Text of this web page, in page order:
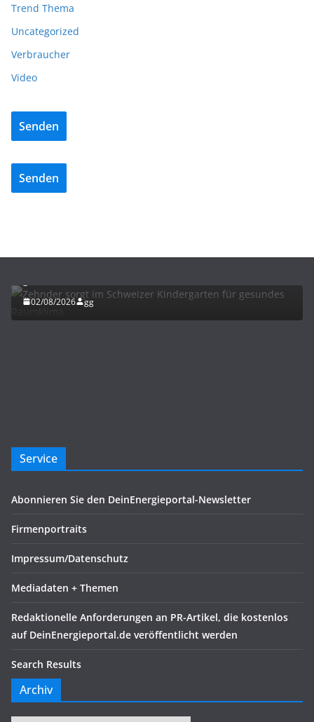
Trend Thema
Uncategorized
Verbraucher
Video
Senden
Senden
02/08/2026 gg
Service
Abonnieren Sie den DeinEnergieportal-Newsletter
Firmenportraits
Impressum/Datenschutz
Mediadaten + Themen
Redaktionelle Anforderungen an PR-Artikel, die kostenlos
auf DeinEnergieportal.de veröffentlicht werden
Search Results
Archiv